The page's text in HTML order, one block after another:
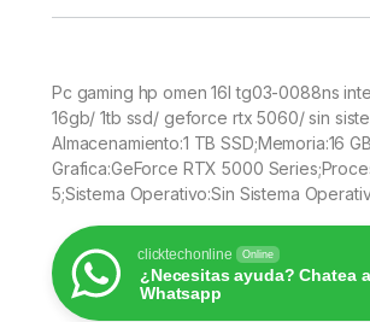
Pc gaming hp omen 16l tg03-0088ns
16gb/ 1tb ssd/ geforce rtx 5060/ sin
Almacenamiento:1 TB SSD;Memoria:16
Grafica:GeForce RTX 5000
5;Sistema Operativo:Sin Sistema
clicktechonline Online
¿Necesitas ayuda? Chatea
Whatsapp